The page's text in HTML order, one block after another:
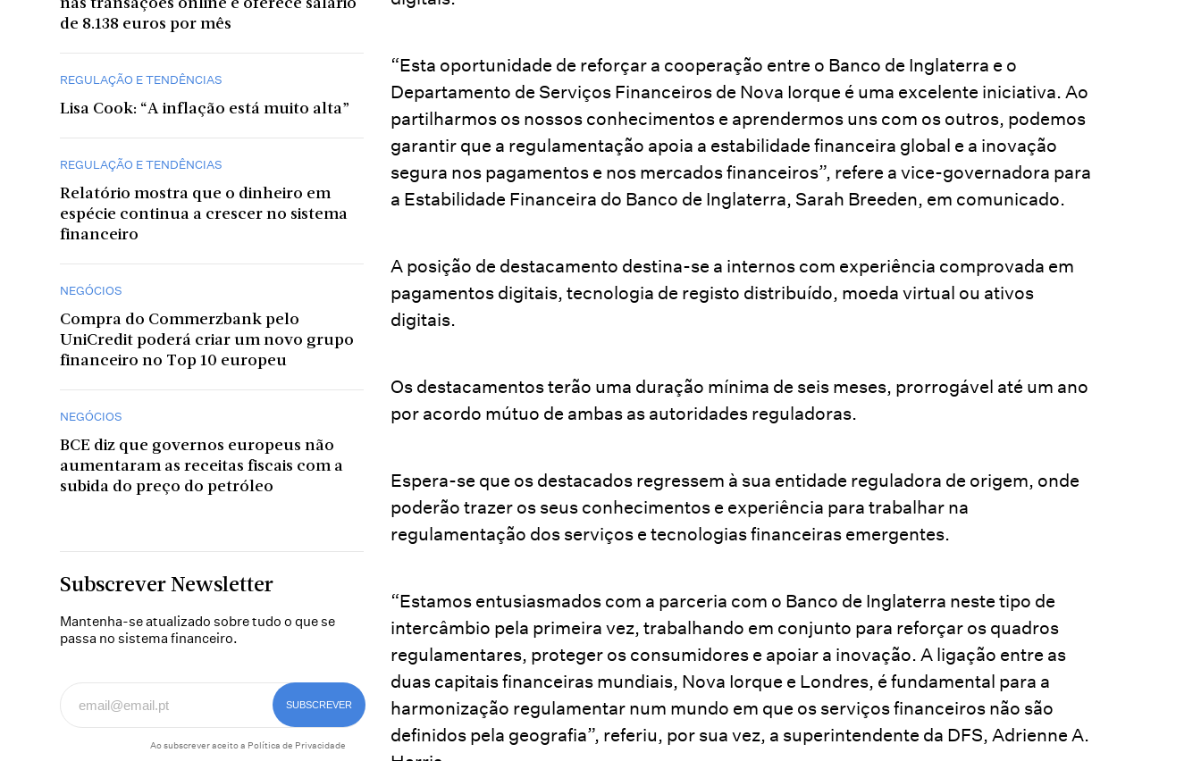
nas transações online e oferece salário
de 8.138 euros por mês
REGULAÇÃO E TENDÊNCIAS
Lisa Cook: “A inflação está muito alta”
REGULAÇÃO E TENDÊNCIAS
Relatório mostra que o dinheiro em
espécie continua a crescer no sistema
financeiro
NEGÓCIOS
Compra do Commerzbank pelo
UniCredit poderá criar um novo grupo
financeiro no Top 10 europeu
NEGÓCIOS
BCE diz que governos europeus não
aumentaram as receitas fiscais com a
subida do preço do petróleo
Subscrever Newsletter
Mantenha-se atualizado sobre tudo o que se
passa no sistema financeiro.
Ao subscrever aceito a Política de Privacidade
“Esta oportunidade de reforçar a cooperação entre o Banco de Inglaterra e o
Departamento de Serviços Financeiros de Nova Iorque é uma excelente iniciativa. Ao
partilharmos os nossos conhecimentos e aprendermos uns com os outros, podemos
garantir que a regulamentação apoia a estabilidade financeira global e a inovação
segura nos pagamentos e nos mercados financeiros”, refere a vice-governadora para
a Estabilidade Financeira do Banco de Inglaterra, Sarah Breeden, em comunicado.
A posição de destacamento destina-se a internos com experiência comprovada em
pagamentos digitais, tecnologia de registo distribuído, moeda virtual ou ativos
digitais.
Os destacamentos terão uma duração mínima de seis meses, prorrogável até um ano
por acordo mútuo de ambas as autoridades reguladoras.
Espera-se que os destacados regressem à sua entidade reguladora de origem, onde
poderão trazer os seus conhecimentos e experiência para trabalhar na
regulamentação dos serviços e tecnologias financeiras emergentes.
“Estamos entusiasmados com a parceria com o Banco de Inglaterra neste tipo de
intercâmbio pela primeira vez, trabalhando em conjunto para reforçar os quadros
regulamentares, proteger os consumidores e apoiar a inovação. A ligação entre as
duas capitais financeiras mundiais, Nova Iorque e Londres, é fundamental para a
harmonização regulamentar num mundo em que os serviços financeiros não são
definidos pela geografia”, referiu, por sua vez, a superintendente da DFS, Adrienne A.